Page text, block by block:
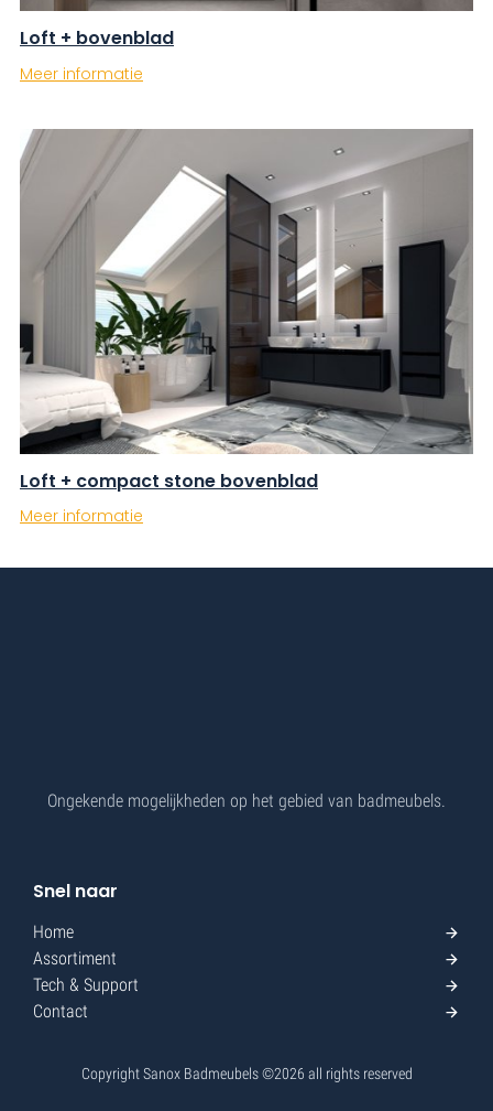
Loft + bovenblad
Meer informatie
Loft + compact stone bovenblad
Meer informatie
Ongekende mogelijkheden op het gebied van badmeubels.
Snel naar
Home
Assortiment
Tech & Support
Contact
Copyright Sanox Badmeubels ©2026 all rights reserved